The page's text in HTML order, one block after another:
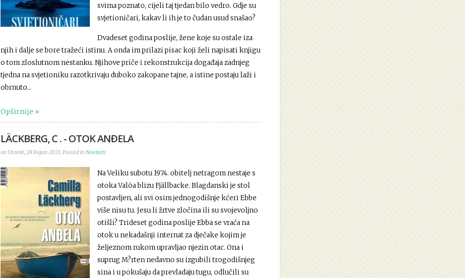
svima poznato, cijeli taj tjedan bilo vedro. Gdje su
svjetioničari, kakav li ih je to čudan usud snašao?
Dvadeset godina poslije, žene koje su ostale iza
njih i dalje se bore tražeći istinu. A onda im prilazi pisac koji želi napisati knjigu
o tom zloslutnom nestanku. Njihove priče i rekonstrukcija događaja zadnjeg
tjedna na svjetioniku razotkrivaju duboko zakopane tajne, a istine postaju laži i
obrnuto…
Opširnije
LÄCKBERG, C . - OTOK ANĐELA
on Utorak, 28 Rujan 2021. Posted in Noviteti
Na Veliku subotu 1974. obitelj netragom nestaje s
otoka Valöa blizu Fjällbacke. Blagdanski je stol
postavljen, ali svi osim jednogodišnje kćeri Ebbe
više nisu tu. Jesu li žrtve zločina ili su svojevoljno
otišli? Trideset godina poslije Ebba se vraća na
otok u nekadašnji internat za dječake kojim je
željeznom rukom upravljao njezin otac. Ona i
suprug M?rten nedavno su izgubili trogodišnjeg
sina i u pokušaju da prevladaju tugu, odlučili su